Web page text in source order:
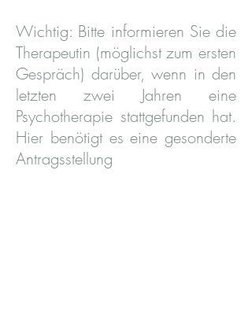
Wichtig: Bitte informieren Sie die
Therapeutin (möglichst zum ersten
Gespräch) darüber, wenn in den
letzten zwei Jahren eine
Psychotherapie stattgefunden hat.
Hier benötigt es eine gesonderte
Antragsstellung